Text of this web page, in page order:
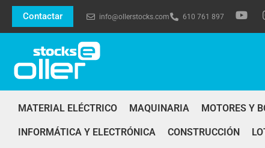
Contactar info@ollerstocks.com 610 761 897
MATERIAL ELÉCTRICO MAQUINARIA MOTORES Y
INFORMÁTICA Y ELECTRÓNICA CONSTRUCCIÓN